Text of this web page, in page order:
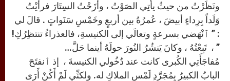
ونَظَرْتُ من حيثُ يأتِي الصَوْتُ ، وأَزَحْتُ السِتَارَ فرأَيْتُ
وَلَداً بِرِداءٍ أبيضَ ، عُمرُهُ بين أربعٍ وخَمْسِ سَنَواتٍ . قالَ لي
: ” ٱنْهَضي بسرعةٍ وتعالَي إلى الكنيسةِ، فالعذراءُ تنتظِرُكِ!
” ، تَبِعْتُهُ ، وكانَ يَنشُرُ النُورَ حولَهُ أينما حَلَّ…
مُفاجَأَتِي الكُبرى كانت عند دُخُولي الكنيسةَ ، إذ ٱنفتَحَ
البابُ الكبيرُ بِمُجَرَّدِ لَمْسِ الملاكِ له. ولكنِّي لَمْ أَكُنْ أَرَى